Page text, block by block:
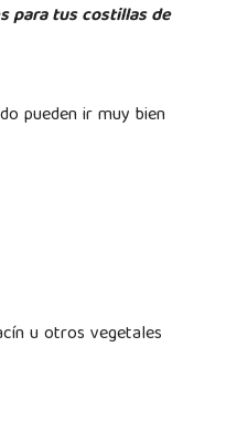
para tus costillas de
pueden ir muy bien
u otros vegetales